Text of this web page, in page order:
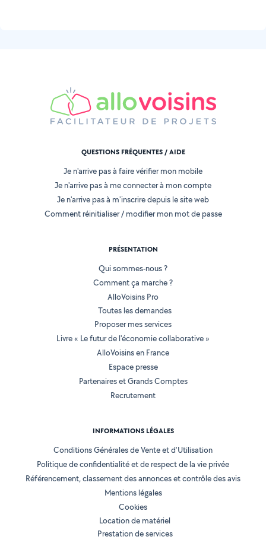
QUESTIONS FRÉQUENTES / AIDE
Je n'arrive pas à faire vérifier mon mobile
Je n'arrive pas à me connecter à mon compte
Je n'arrive pas à m'inscrire depuis le site web
Comment réinitialiser / modifier mon mot de passe
PRÉSENTATION
Qui sommes-nous ?
Comment ça marche ?
AlloVoisins Pro
Toutes les demandes
Proposer mes services
Livre « Le futur de l'économie collaborative »
AlloVoisins en France
Espace presse
Partenaires et Grands Comptes
Recrutement
INFORMATIONS LÉGALES
Conditions Générales de Vente et d'Utilisation
Politique de confidentialité et de respect de la vie privée
Référencement, classement des annonces et contrôle des avis
Mentions légales
Cookies
Location de matériel
Prestation de services